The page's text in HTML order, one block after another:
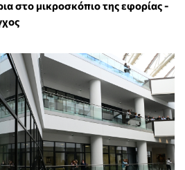
στο μικροσκόπιο της εφορίας -